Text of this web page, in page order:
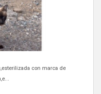
GRAN CANARIA
callejeros de la zona los